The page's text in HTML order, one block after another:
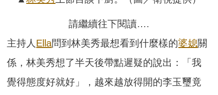
請繼續往下閱讀….
主持人 Ella問到林美秀最想看到什麼樣的婆媳關
係，林美秀想了半天後帶點遲疑的說出：「我
覺得態度好就好」，越來越放得開的李玉璽竟